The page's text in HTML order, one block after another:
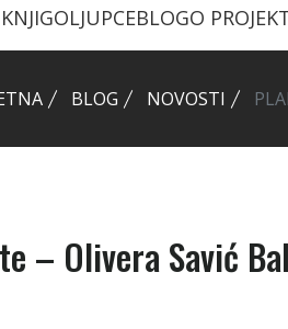
BLOGO
BLOG NOVOSTI
– Olivera Savić